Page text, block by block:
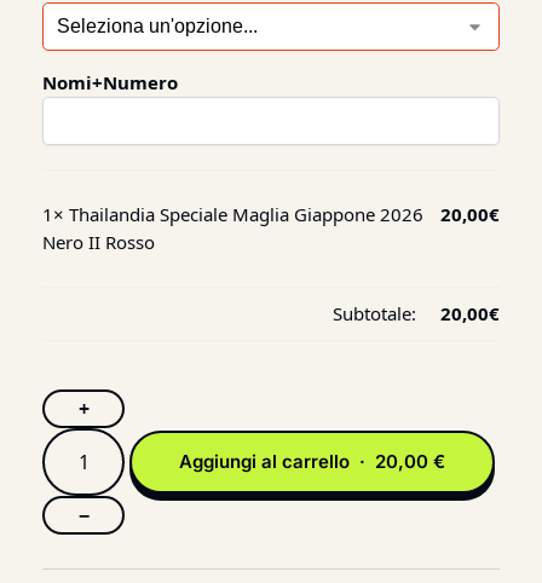
Nomi+Numero
1× Thailandia Speciale Maglia Giappone 2026
Nero II Rosso
20,00€
Subtotale: 20,00€
+
−
Aggiungi al carrello · 20,00 €